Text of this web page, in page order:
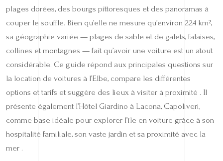
plages dorées, des bourgs pittoresques et des panoramas à
couper le souffle. Bien qu’elle ne mesure qu’environ 224 km²,
sa géographie variée — plages de sable et de galets, falaises,
collines et montagnes — fait qu’avoir une voiture est un atout
considérable. Ce guide répond aux principales questions sur
la location de voitures à l’Elbe, compare les différentes
options et tarifs et suggère des lieux à visiter à proximité . Il
présente également l’Hôtel Giardino à Lacona, Capoliveri,
comme base idéale pour explorer l’île en voiture grâce à son
hospitalité familiale, son vaste jardin et sa proximité avec la
mer .